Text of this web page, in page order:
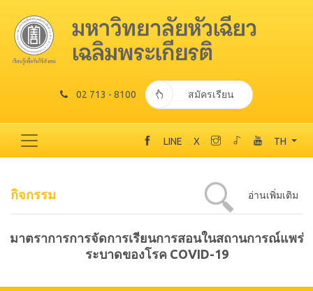
02 713 - 8100 สมัครเรียน
LINE X TH
กิจกรรม อ่านเพิ่มเติม
มาตราการการจัดการเรียนการสอนในสถานการณ์แพร่
ระบาดของโรค COVID-19